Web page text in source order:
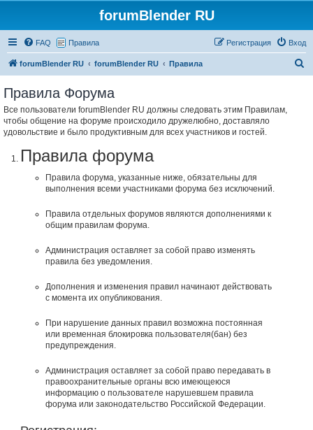
forumBlender RU
FAQ Правила Вход
Регистрация
forumBlender RU forumBlender RU Правила
Правила Форума
Все пользователи forumBlender RU должны следовать этим Правилам,
чтобы общение на форуме происходило дружелюбно, доставляло
удовольствие и было продуктивным для всех участников и гостей.
Правила форума
Правила форума, указанные ниже, обязательны для
выполнения всеми участниками форума без исключений.
Правила отдельных форумов являются дополнениями к
общим правилам форума.
Администрация оставляет за собой право изменять
правила без уведомления.
Дополнения и изменения правил начинают действовать
с момента их опубликования.
При нарушение данных правил возможна постоянная
или временная блокировка пользователя(бан) без
предупреждения.
Администрация оставляет за собой право передавать в
правоохранительные органы всю имеющеюся
информацию о пользователе нарушевшем правила
форума или законодательство Российской Федерации.